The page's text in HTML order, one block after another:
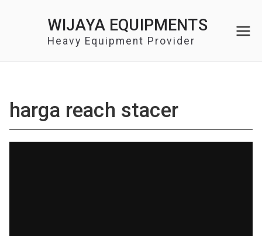
WIJAYA EQUIPMENTS
Heavy Equipment Provider
harga reach stacer